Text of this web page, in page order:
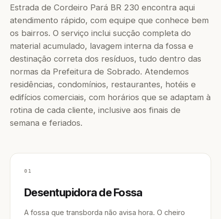
Estrada de Cordeiro Pará BR 230 encontra aqui
atendimento rápido, com equipe que conhece bem
os bairros. O serviço inclui sucção completa do
material acumulado, lavagem interna da fossa e
destinação correta dos resíduos, tudo dentro das
normas da Prefeitura de Sobrado. Atendemos
residências, condomínios, restaurantes, hotéis e
edifícios comerciais, com horários que se adaptam à
rotina de cada cliente, inclusive aos finais de
semana e feriados.
01
Desentupidora de Fossa
A fossa que transborda não avisa hora. O cheiro